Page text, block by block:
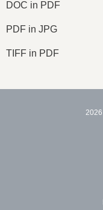
DOC in PDF
PDF in JPG
TIFF in PDF
2026